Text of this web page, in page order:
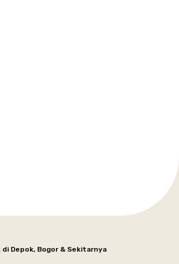
Depok, Bogor & Sekitarnya